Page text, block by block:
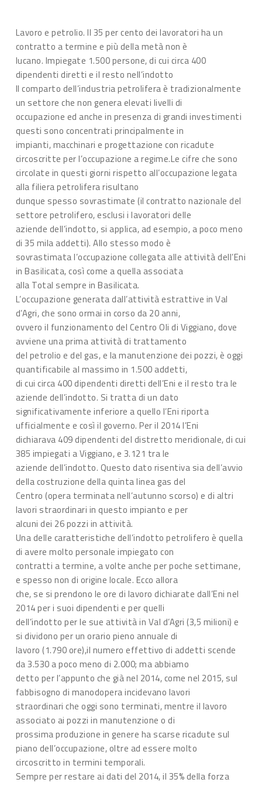
Lavoro e petrolio. Il 35 per cento dei lavoratori ha un
contratto a termine e più della metà non è
lucano. Impiegate 1.500 persone, di cui circa 400
dipendenti diretti e il resto nell’indotto
Il comparto dell’industria petrolifera è tradizionalmente
un settore che non genera elevati livelli di
occupazione ed anche in presenza di grandi investimenti
questi sono concentrati principalmente in
impianti, macchinari e progettazione con ricadute
circoscritte per l’occupazione a regime.Le cifre che sono
circolate in questi giorni rispetto all’occupazione legata
alla filiera petrolifera risultano
dunque spesso sovrastimate (il contratto nazionale del
settore petrolifero, esclusi i lavoratori delle
aziende dell’indotto, si applica, ad esempio, a poco meno
di 35 mila addetti). Allo stesso modo è
sovrastimata l’occupazione collegata alle attività dell’Eni
in Basilicata, così come a quella associata
alla Total sempre in Basilicata.
L’occupazione generata dall’attività estrattive in Val
d’Agri, che sono ormai in corso da 20 anni,
ovvero il funzionamento del Centro Oli di Viggiano, dove
avviene una prima attività di trattamento
del petrolio e del gas, e la manutenzione dei pozzi, è oggi
quantificabile al massimo in 1.500 addetti,
di cui circa 400 dipendenti diretti dell’Eni e il resto tra le
aziende dell’indotto. Si tratta di un dato
significativamente inferiore a quello l’Eni riporta
ufficialmente e così il governo. Per il 2014 l’Eni
dichiarava 409 dipendenti del distretto meridionale, di cui
385 impiegati a Viggiano, e 3.121 tra le
aziende dell’indotto. Questo dato risentiva sia dell’avvio
della costruzione della quinta linea gas del
Centro (opera terminata nell’autunno scorso) e di altri
lavori straordinari in questo impianto e per
alcuni dei 26 pozzi in attività.
Una delle caratteristiche dell’indotto petrolifero è quella
di avere molto personale impiegato con
contratti a termine, a volte anche per poche settimane,
e spesso non di origine locale. Ecco allora
che, se si prendono le ore di lavoro dichiarate dall’Eni nel
2014 per i suoi dipendenti e per quelli
dell’indotto per le sue attività in Val d’Agri (3,5 milioni) e
si dividono per un orario pieno annuale di
lavoro (1.790 ore),il numero effettivo di addetti scende
da 3.530 a poco meno di 2.000; ma abbiamo
detto per l’appunto che già nel 2014, come nel 2015, sul
fabbisogno di manodopera incidevano lavori
straordinari che oggi sono terminati, mentre il lavoro
associato ai pozzi in manutenzione o di
prossima produzione in genere ha scarse ricadute sul
piano dell’occupazione, oltre ad essere molto
circoscritto in termini temporali.
Sempre per restare ai dati del 2014, il 35% della forza